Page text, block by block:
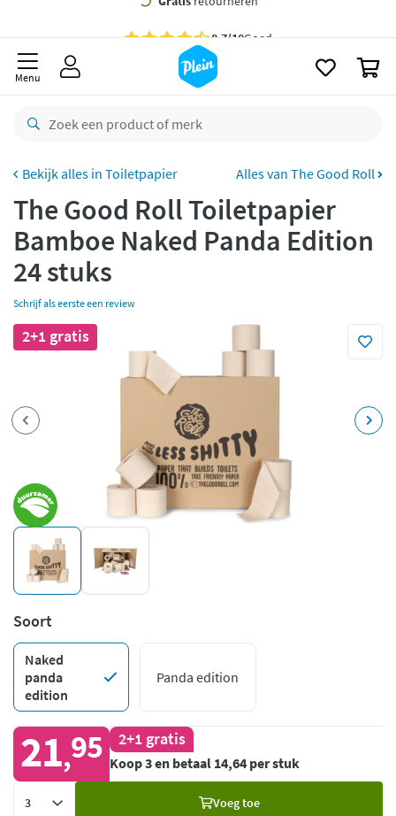
besteld,maandag
retourneren
CO2 neutraal bezorgd
Betaal met Klarna
Menu
Toiletpapier Alles van The Good Roll
The Good Roll Toiletpapier
Bamboe Naked Panda Edition
24 stuks
Schrijf als eerste een review
2+1 gratis
Soort
Naked
panda
edition
Panda edition
21,95 2+1 gratis
Koop 3 en betaal 14,64 per stuk
Voeg toe